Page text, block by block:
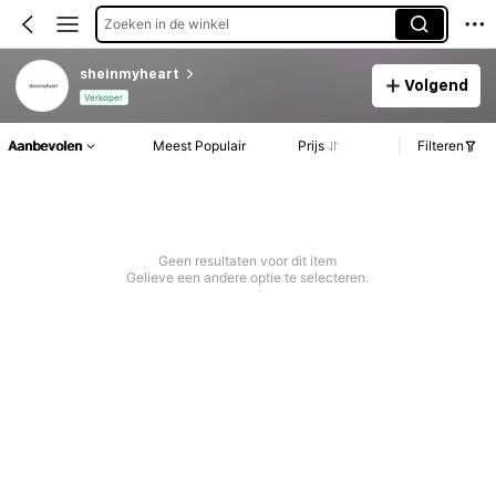
Zoeken in de winkel
sheinmyheart
Verkoper
Volgend
Aanbevolen Meest Populair Prijs Filteren
Geen resultaten voor dit item
Gelieve een andere optie te selecteren.